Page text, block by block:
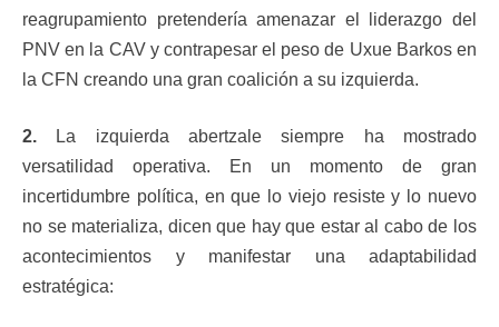
reagrupamiento pretendería amenazar el liderazgo del
PNV en la CAV y contrapesar el peso de Uxue Barkos en
la CFN creando una gran coalición a su izquierda.
2. La izquierda abertzale siempre ha mostrado
versatilidad operativa. En un momento de gran
incertidumbre política, en que lo viejo resiste y lo nuevo
no se materializa, dicen que hay que estar al cabo de los
acontecimientos y manifestar una adaptabilidad
estratégica: